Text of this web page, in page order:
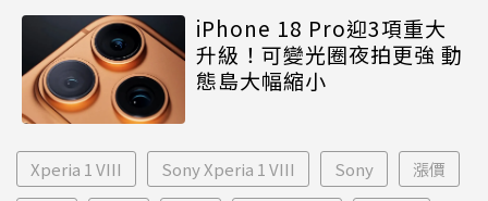
iPhone 18 Pro迎3項重大
升級！可變光圈夜拍更強 動
態島大幅縮小
Xperia 1 VIII Sony Xperia 1 VIII Sony 漲價